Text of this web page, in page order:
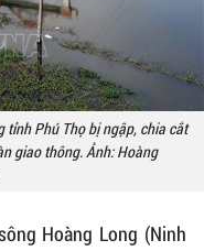
tỉnh Phú Thọ bị ngập, chia cắt
giao thông. Ảnh: Hoàng
Hoàng Long (Ninh